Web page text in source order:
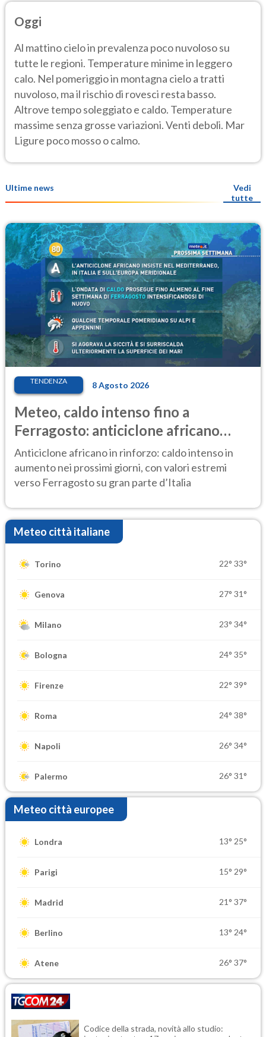
Oggi
Al mattino cielo in prevalenza poco nuvoloso su
tutte le regioni. Temperature minime in leggero
calo. Nel pomeriggio in montagna cielo a tratti
nuvoloso, ma il rischio di rovesci resta basso.
Altrove tempo soleggiato e caldo. Temperature
massime senza grosse variazioni. Venti deboli. Mar
Ligure poco mosso o calmo.
Ultime news
Vedi
tutte
TENDENZA 8 Agosto 2026
Meteo, caldo intenso fino a
Ferragosto: anticiclone africano
ancora protagonista
Anticiclone africano in rinforzo: caldo intenso in
aumento nei prossimi giorni, con valori estremi
verso Ferragosto su gran parte d’Italia
Meteo città italiane
Torino 22° 33°
Genova 27° 31°
Milano 23° 34°
Bologna 24° 35°
Firenze 22° 39°
Roma 24° 38°
Napoli 26° 34°
Palermo 26° 31°
Meteo città europee
Londra 13° 25°
Parigi 15° 29°
Madrid 21° 37°
Berlino 13° 24°
Atene 26° 37°
Codice della strada, novità allo studio: